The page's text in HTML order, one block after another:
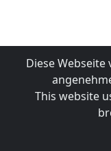
Diese
This website